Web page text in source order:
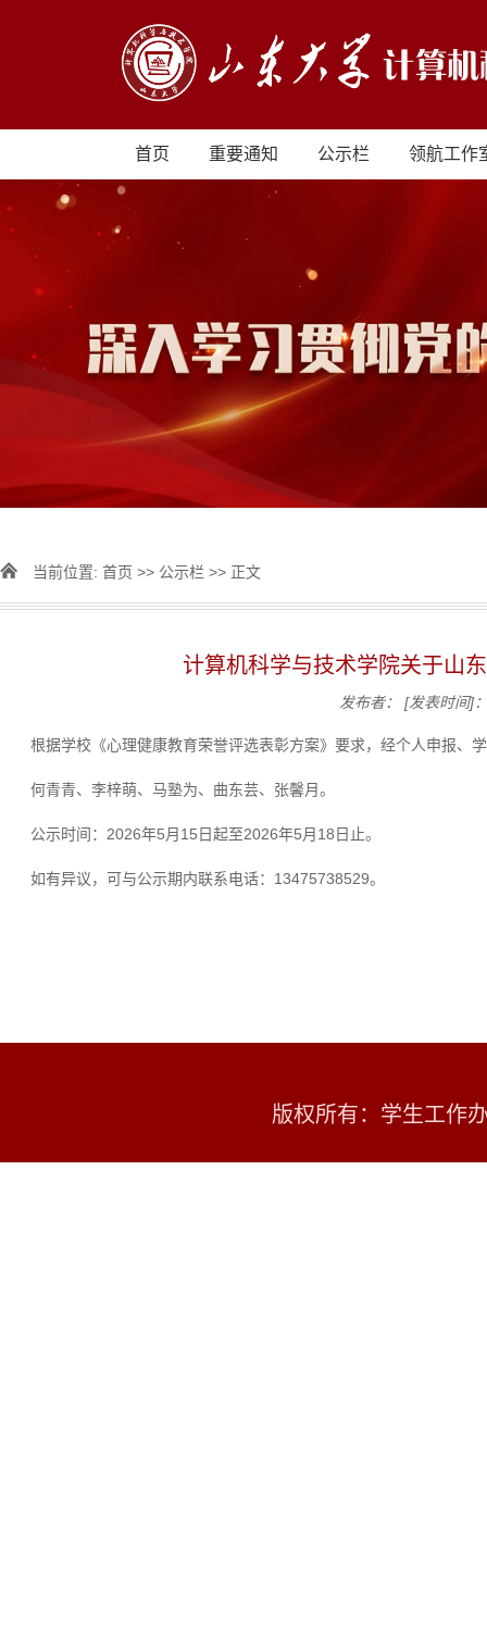
首页 重要通知 公示栏 领航工作
当前位置: 首页 >> 公示栏 >> 正文
计算机科学与技术学院关于山
发布者： [发表时间]
根据学校《心理健康教育荣誉评选表彰方案》要求，经个人申报、
何青青、李梓萌、马塾为、曲东芸、张馨月。
公示时间：2026年5月15日起至2026年5月18日止。
如有异议，可与公示期内联系电话：13475738529。
版权所有：学生工作